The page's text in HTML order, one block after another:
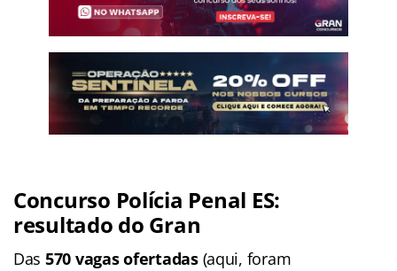
Concurso Polícia Penal ES:
resultado do Gran
Das 570 vagas ofertadas(aqui, foram